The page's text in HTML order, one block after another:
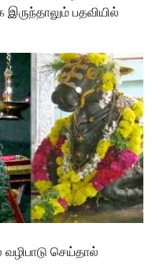
பதவியில்
செய்தால்